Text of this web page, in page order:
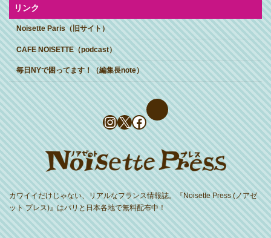
リンク
Noisette Paris（旧サイト）
CAFE NOISETTE（podcast）
毎日NYで困ってます！（編集長note）
Instagram
X Facebook
カワイイだけじゃない、リアルなフランス情報誌。『Noisette Press (ノアゼ
ット プレス)』はパリと日本各地で無料配布中！